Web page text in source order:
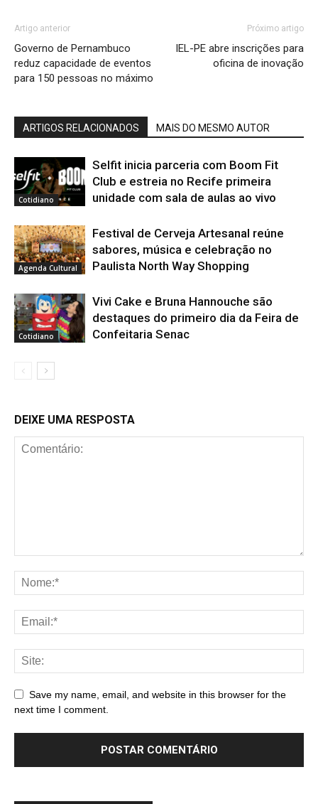
Artigo anterior
Governo de Pernambuco
reduz capacidade de eventos
para 150 pessoas no máximo
Próximo artigo
IEL-PE abre inscrições para
oficina de inovação
ARTIGOS RELACIONADOS MAIS DO MESMO AUTOR
Cotidiano
Selfit inicia parceria com Boom Fit
Club e estreia no Recife primeira
unidade com sala de aulas ao vivo
Agenda Cultural
Festival de Cerveja Artesanal reúne
sabores, música e celebração no
Paulista North Way Shopping
Cotidiano
Vivi Cake e Bruna Hannouche são
destaques do primeiro dia da Feira de
Confeitaria Senac
DEIXE UMA RESPOSTA
Save my name, email, and website in this browser for the
next time I comment.